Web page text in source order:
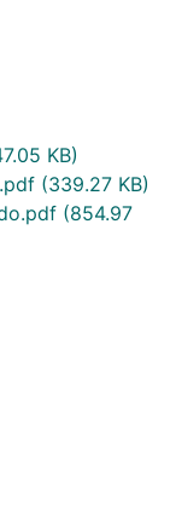
KB)
(339.27 KB)
(854.97